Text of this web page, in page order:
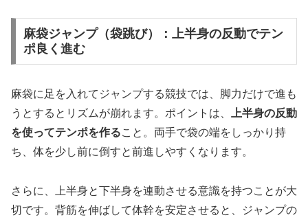
麻袋ジャンプ（袋跳び）：上半身の反動でテン
ポ良く進む
麻袋に足を入れてジャンプする競技では、脚力だけで進も
うとするとリズムが崩れます。ポイントは、
上半身の反動
を使ってテンポを作ること。両手で袋の端をしっかり持
ち、体を少し前に倒すと前進しやすくなります。
さらに、上半身と下半身を連動させる意識を持つことが大
切です。背筋を伸ばして体幹を安定させると、ジャンプの